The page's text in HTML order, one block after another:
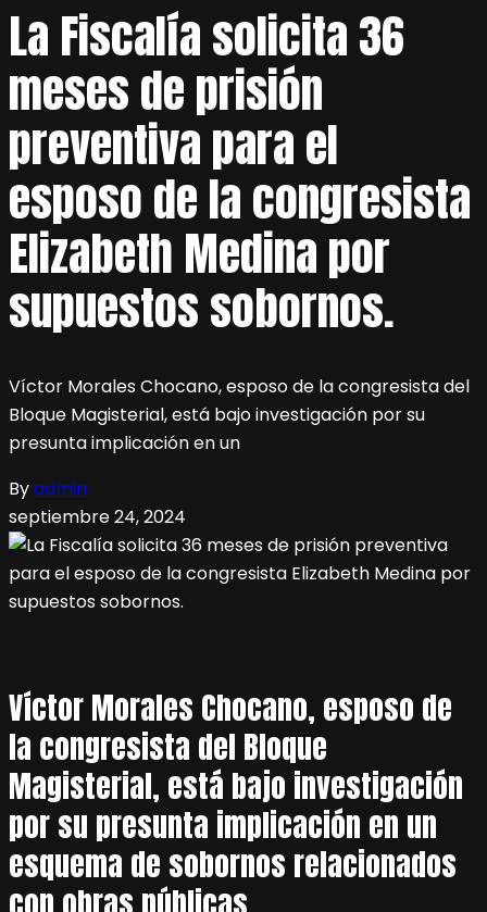
La Fiscalía solicita 36
meses de prisión
preventiva para el
esposo de la congresista
Elizabeth Medina por
supuestos sobornos.
Víctor Morales Chocano, esposo de la congresista del
Bloque Magisterial, está bajo investigación por su
presunta implicación en un
Byadmin
septiembre 24, 2024
Víctor Morales Chocano, esposo de
la congresista del Bloque
Magisterial, está bajo investigación
por su presunta implicación en un
esquema de sobornos relacionados